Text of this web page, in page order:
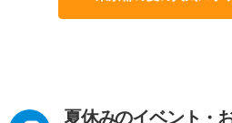
夏休みのイベント・